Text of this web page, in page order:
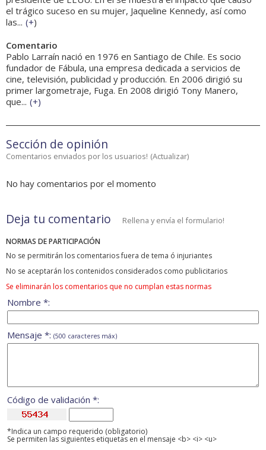
el trágico suceso en su mujer, Jaqueline Kennedy, así como
las... (+)
Comentario
Pablo Larraín nació en 1976 en Santiago de Chile. Es socio
fundador de Fábula, una empresa dedicada a servicios de
cine, televisión, publicidad y producción. En 2006 dirigió su
primer largometraje, Fuga. En 2008 dirigió Tony Manero,
que... (+)
Sección de opinión
Comentarios enviados por los usuarios! (Actualizar)
No hay comentarios por el momento
Deja tu comentario Rellena y envía el formulario!
NORMAS DE PARTICIPACIÓN
No se permitirán los comentarios fuera de tema ó injuriantes
No se aceptarán los contenidos considerados como publicitarios
Se eliminarán los comentarios que no cumplan estas normas
Nombre *:
Mensaje *: (500 caracteres máx)
Código de validación *:
*Indica un campo requerido (obligatorio)
Se permiten las siguientes etiquetas en el mensaje <b> <i> <u>